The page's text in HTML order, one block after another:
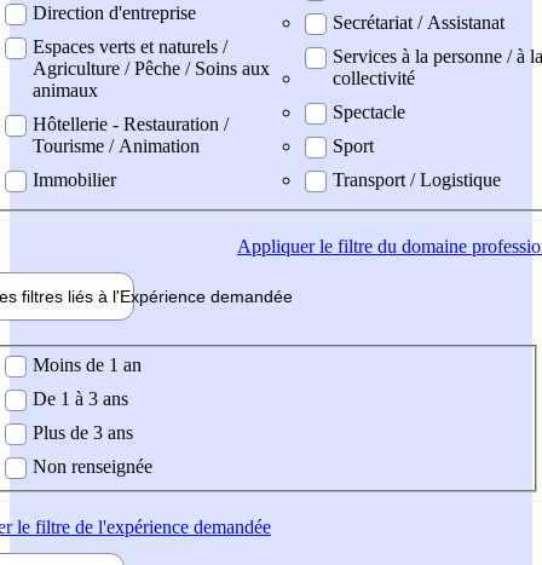
Direction d'entreprise
Espaces verts et naturels /
Agriculture / Pêche / Soins aux
animaux
Hôtellerie - Restauration /
Tourisme / Animation
Immobilier
Secrétariat / Assistanat
Services à la personne / à la
collectivité
Spectacle
Sport
Transport / Logistique
Appliquerle filtre du domaine
filtres liés à l'Expérience demandée
demandée
Moins de 1 an
De 1 à 3 ans
Plus de 3 ans
Non renseignée
le filtre de l'expérience demandée